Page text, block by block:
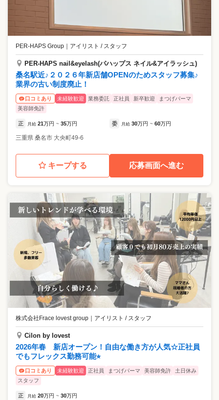
PER-HAPS Group アイリスト / スタッフ
PER-HAPS nail&eyelash(パハップス ネイル&アイラッシュ)
桑名駅近♪２０２６年新店舗OPENのためスタッフ募集♪
業界の古い制度廃止！
口コミあり 未経験歓迎 業務委託 正社員 新卒歓迎
まつげパーマ
美容師免許
正 月給 21万円 ~ 35万円 委 月給 30万円 ~ 60万円
三重県 桑名市 大央町49-6
キープする 応募画面へ進む
株式会社Frace lovest group アイリスト / スタッフ
Cilon by lovest
2026年春 新店オープン！自由な働き方が人気☆正社員
でもフレックス勤務可能⭐︎
口コミあり 未経験歓迎 正社員 まつげパーマ 美容師免許
土日休み
スタッフ
正 月給 20万円 ~ 30万円